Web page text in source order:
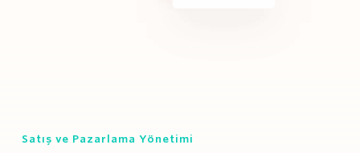
Satış ve Pazarlama Yönetimi